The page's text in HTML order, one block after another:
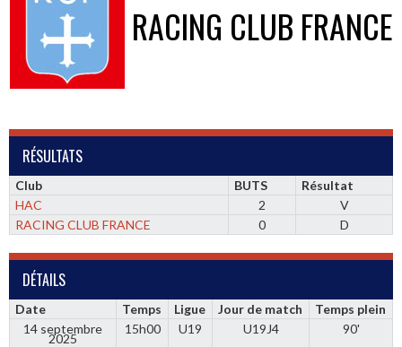
RACING CLUB FRANCE
RÉSULTATS
Club BUTS
Résultat
HAC
2
V
RACING CLUB FRANCE
0 D
DÉTAILS
Date Temps Ligue Jour de match
Temps plein
14 septembre
2025
15h00 U19 U19J4 90'